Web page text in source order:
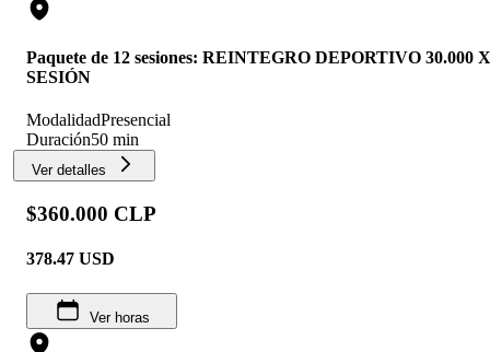
Paquete de 12 sesiones: REINTEGRO DEPORTIVO 30.000 X
SESIÓN
ModalidadPresencial
Duración50 min
Ver detalles
$360.000 CLP
378.47 USD
Ver horas